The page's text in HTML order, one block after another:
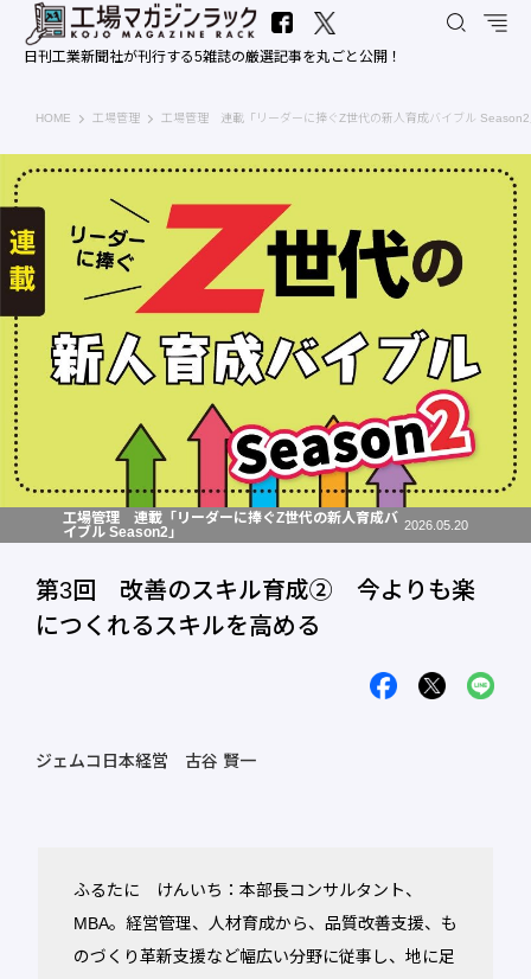
日刊工業新聞社が刊行する5雑誌の厳選記事を丸ごと公開！
HOME 工場マガジンラック｜日刊工業新聞社
工場管理 工場管理 連載「リーダーに捧ぐZ世代の新人育成バイブル
工場管理 連載「リーダーに捧ぐZ世代の新人育成バ
イブル Season2」
2026.05.20
第3回 改善のスキル育成② 今よりも楽
につくれるスキルを高める
ジェムコ日本経営 古谷 賢一
ふるたに けんいち：本部長コンサルタント、
MBA。経営管理、人材育成から、品質改善支援、も
のづくり革新支援など幅広い分野に従事し、地に足